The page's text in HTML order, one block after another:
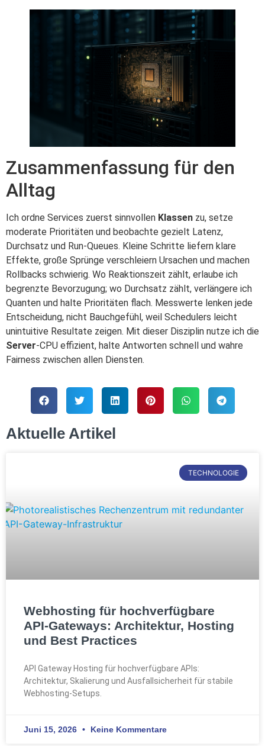
Zusammenfassung für den
Alltag
Ich ordne Services zuerst sinnvollen Klassen zu, setze
moderate Prioritäten und beobachte gezielt Latenz,
Durchsatz und Run-Queues. Kleine Schritte liefern klare
Effekte, große Sprünge verschleiern Ursachen und machen
Rollbacks schwierig. Wo Reaktionszeit zählt, erlaube ich
begrenzte Bevorzugung; wo Durchsatz zählt, verlängere ich
Quanten und halte Prioritäten flach. Messwerte lenken jede
Entscheidung, nicht Bauchgefühl, weil Schedulers leicht
unintuitive Resultate zeigen. Mit dieser Disziplin nutze ich die
Server-CPU effizient, halte Antworten schnell und wahre
Fairness zwischen allen Diensten.
Aktuelle Artikel
TECHNOLOGIE
Webhosting für hochverfügbare
API-Gateways: Architektur, Hosting
und Best Practices
API Gateway Hosting für hochverfügbare APIs:
Architektur, Skalierung und Ausfallsicherheit für stabile
Webhosting-Setups.
Juni 15, 2026 Keine Kommentare